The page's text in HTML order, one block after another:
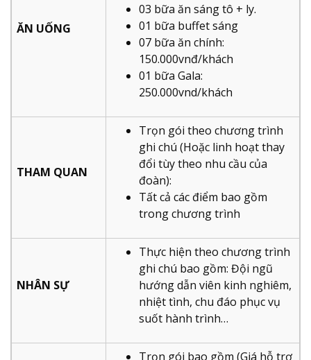
ĂN UỐNG
03 bữa ăn sáng tô + ly.
01 bữa buffet sáng
07 bữa ăn chính:
150.000vnđ/khách
01 bữa Gala:
250.000vnd/khách
THAM QUAN
Trọn gói theo chương trình
ghi chú (Hoặc linh hoạt thay
đổi tùy theo nhu cầu của
đoàn):
Tất cả các điểm bao gồm
trong chương trình
NHÂN SỰ
Thực hiện theo chương trình
ghi chú bao gồm: Đội ngũ
hướng dẫn viên kinh nghiêm,
nhiệt tình, chu đáo phục vụ
suốt hành trình…
Trọn gói bao gồm (Giá hỗ trợ